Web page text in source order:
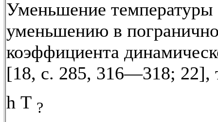
Уменьшение температуры
уменьшению в
коэффициента
[18, с. 285, 316—318; 22],
h Т ?